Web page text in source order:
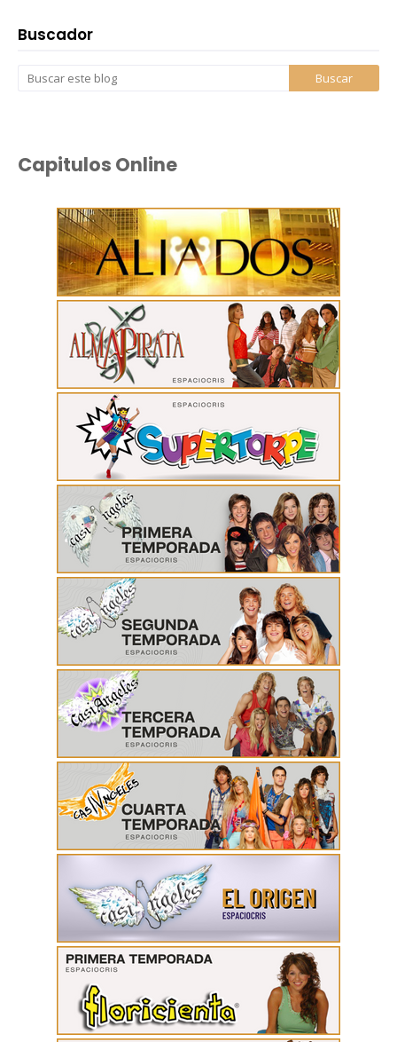
Buscador
Capitulos Online